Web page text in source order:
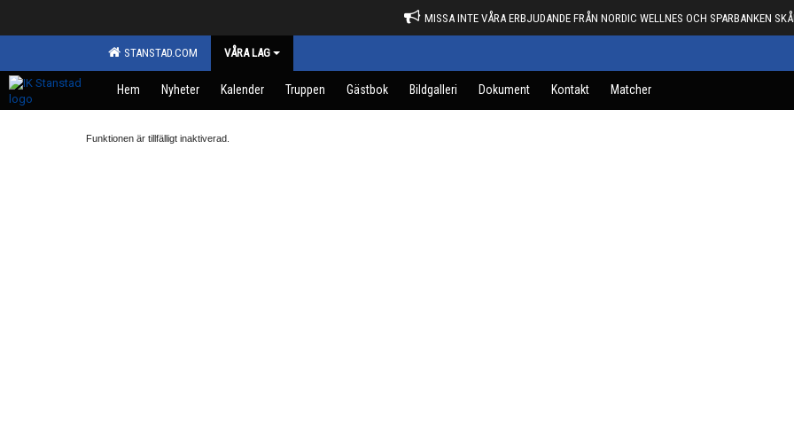
MISSA INTE VÅRA ERBJUDANDE FRÅN NORDIC WELLNES OCH SPARBANKEN
STANSTAD.COM VÅRA LAG
Hem Nyheter Kalender Truppen Gästbok Bildgalleri Dokument Kontakt Matcher
Funktionen är tillfälligt inaktiverad.